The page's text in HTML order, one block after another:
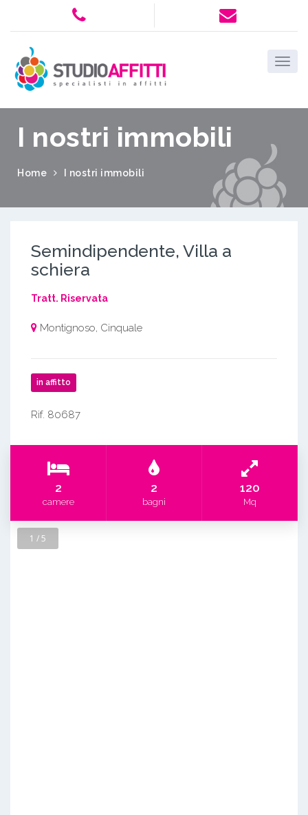
I nostri immobili
Home I nostri immobili
Semindipendente, Villa a
schiera
Tratt. Riservata
Montignoso, Cinquale
in affitto
Rif. 80687
2
camere
2
bagni
120
Mq
1 / 5